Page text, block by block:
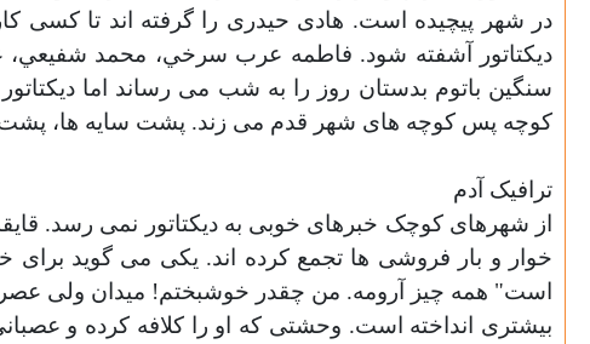
در شهر پيچيده است. هادی حيدری را گرفته اند تا کسی
ديکتاتور آشفته شود. فاطمه عرب سرخي، محمد شفيعي،
سنگين باتوم بدستان روز را به شب می رساند اما
کوچه پس کوچه های شهر قدم می زند. پشت سايه ها،
ترافيک آدم
از شهرهای کوچک خبرهای خوبی به ديکتاتور نمی رسد.
خوار و بار فروشی ها تجمع کرده اند. يکی می گويد
است" همه چيز آرومه. من چقدر خوشبختم! ميدان ولی
بيشتری انداخته است. وحشتی که او را کلافه کرده و